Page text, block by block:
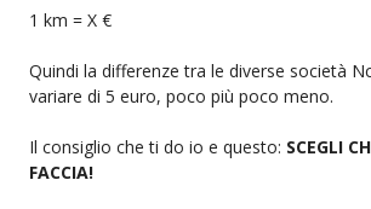
1 km = X €
Quindi la differenze tra le diverse società
variare di 5 euro, poco più poco meno.
Il consiglio che ti do io e questo: SCEGLI
FACCIA!